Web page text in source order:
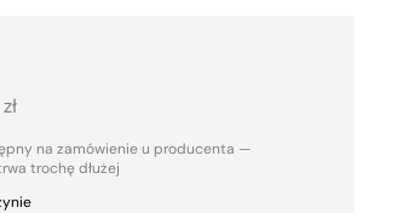
zł
na zamówienie u producenta —
trochę dłużej